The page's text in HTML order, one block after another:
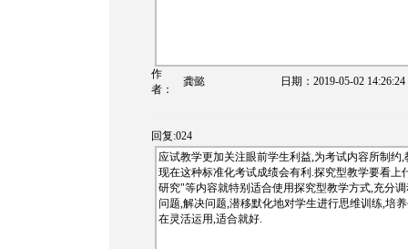
作
者：
龚懿 日期： 2019-05-02 14:26:24
回复:024
应试教学更加关注眼前学生利益,为考试内容所制
现在这种标准化考试成绩会有利.探究型教学要看
研究"等内容就特别适合使用探究型教学方式,充分
问题,解决问题,潜移默化地对学生进行思维训练,培
在灵活运用,适合就好.